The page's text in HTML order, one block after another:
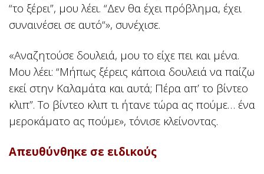
“το ξέρει”, μου λέει. “Δεν θα έχει πρόβλημα, έχει
συναινέσει σε αυτό“», συνέχισε.
«Αναζητούσε δουλειά, μου το είχε πει και μένα.
Μου λέει: “Μήπως ξέρεις κάποια δουλειά να παίζω
εκεί στην Καλαμάτα και αυτά; Πέρα απ’ το βίντεο
κλιπ”. Το βίντεο κλιπ τι ήτανε τώρα ας πούμε… ένα
μεροκάματο ας πούμε», τόνισε κλείνοντας.
Απευθύνθηκε σε ειδικούς